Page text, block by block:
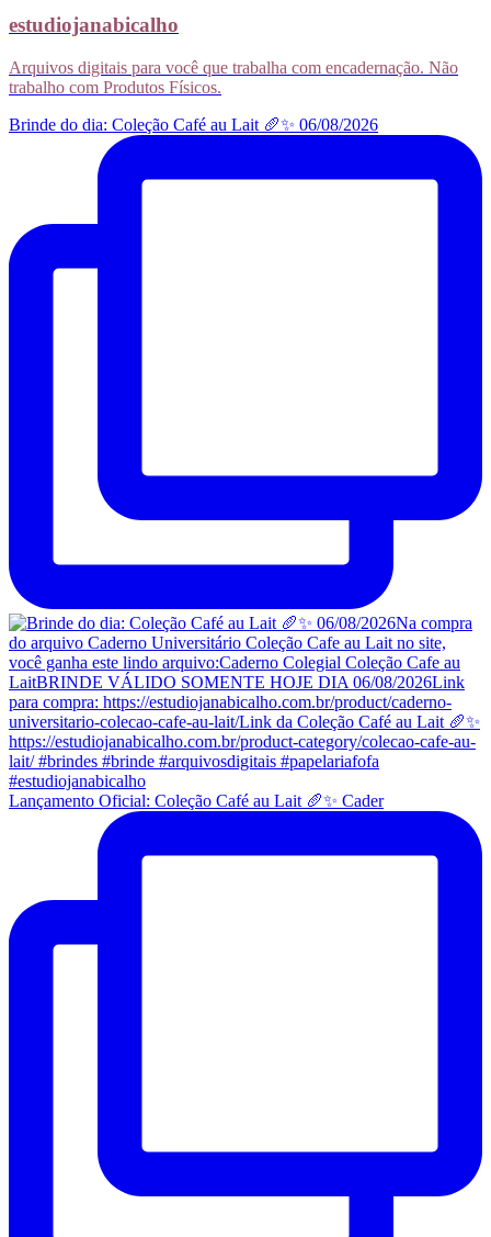
estudiojanabicalho
Arquivos digitais para você que trabalha com encadernação. Não
trabalho com Produtos Físicos.
Brinde do dia: Coleção Café au Lait 🥖✨ 06/08/2026
Lançamento Oficial: Coleção Café au Lait 🥖✨ Cader